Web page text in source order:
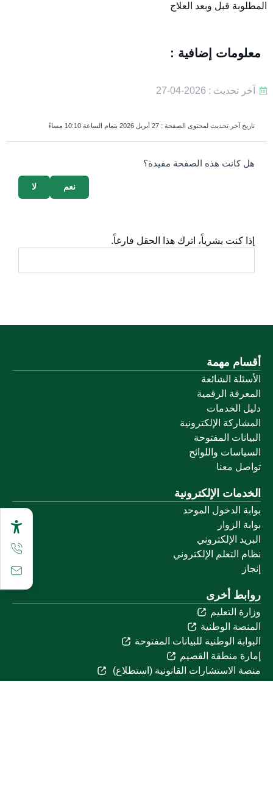
المطلوبة قبل وبعد العلاج
معلومات إضافية :
آخر تحديث : 2026-04-27
تاريخ آخر تحديث لمحتوى الصفحة : 27 أبريل 2026 بتمام الساعة 10:10 مساءً
survey_v2
هل كانت هذه الصفحة مفيدة؟
لا نعم
إذا كنت بشرياً، اترك هذا الحقل فارغاً.
أقسام مهمة
الأسئلة الشائعة
المعرفة الرقمية
دليل الخدمات
المشاركة الإلكترونية
البيانات المفتوحة
السياسات واللوائح
تواصل معنا
الخدمات الإلكترونية
بوابة الدخول الموحد
بوابة الزوار
البريد الإلكتروني
نظام التعلم الإلكتروني
إنجاز
روابط أخرى
وزارة التعليم
المنصة الوطنية
البوابة الوطنية للبيانات المفتوحة
إمارة منطقة القصيم
منصة الاستشارات القانونية (استطلاع)